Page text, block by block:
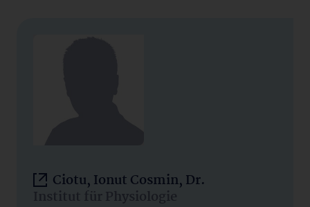
Ciotu, Ionut Cosmin, Dr.
Institut für Physiologie